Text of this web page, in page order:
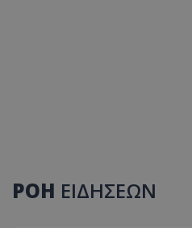
ΡΟΗ ΕΙΔΗΣΕΩΝ